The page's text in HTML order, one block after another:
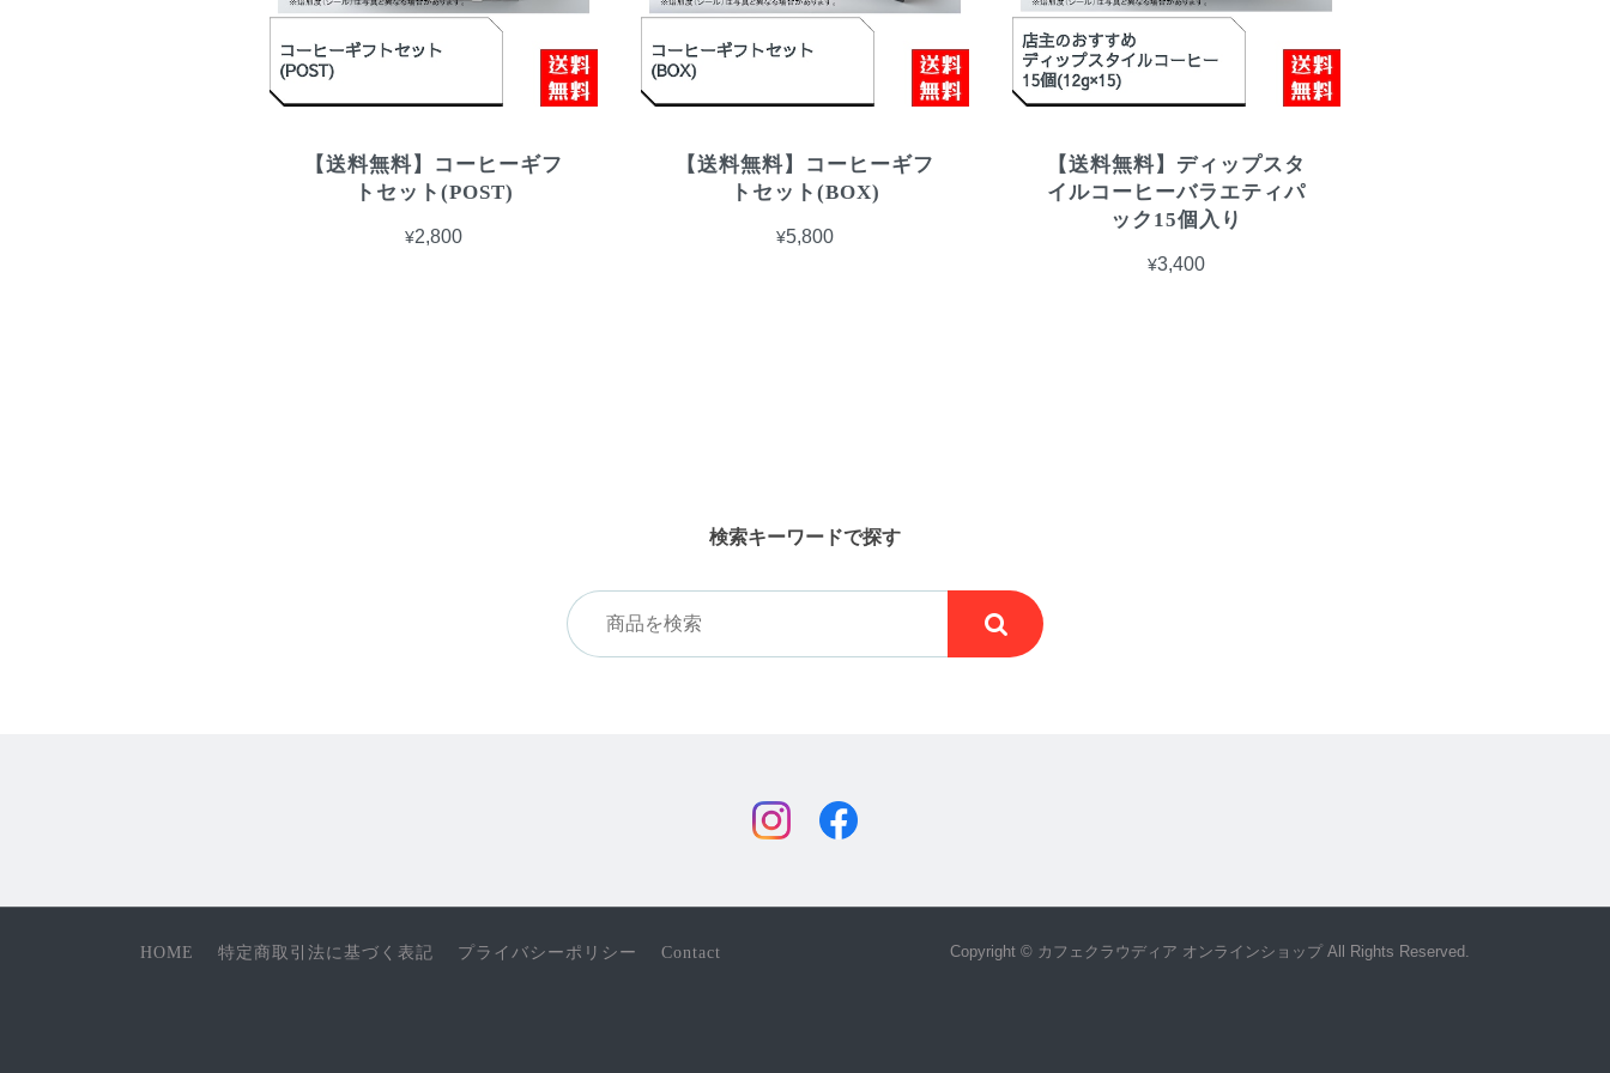
【送料無料】コーヒーギフ
トセット(POST)
¥2,800
【送料無料】コーヒーギフ
トセット(BOX)
¥5,800
【送料無料】ディップスタ
イルコーヒーバラエティパ
ック15個入り
¥3,400
検索キーワードで探す
HOME 特定商取引法に基づく表記 プライバシーポリシー Contact Copyright © カフェクラウディア オンラインショップ All Rights Reserved.